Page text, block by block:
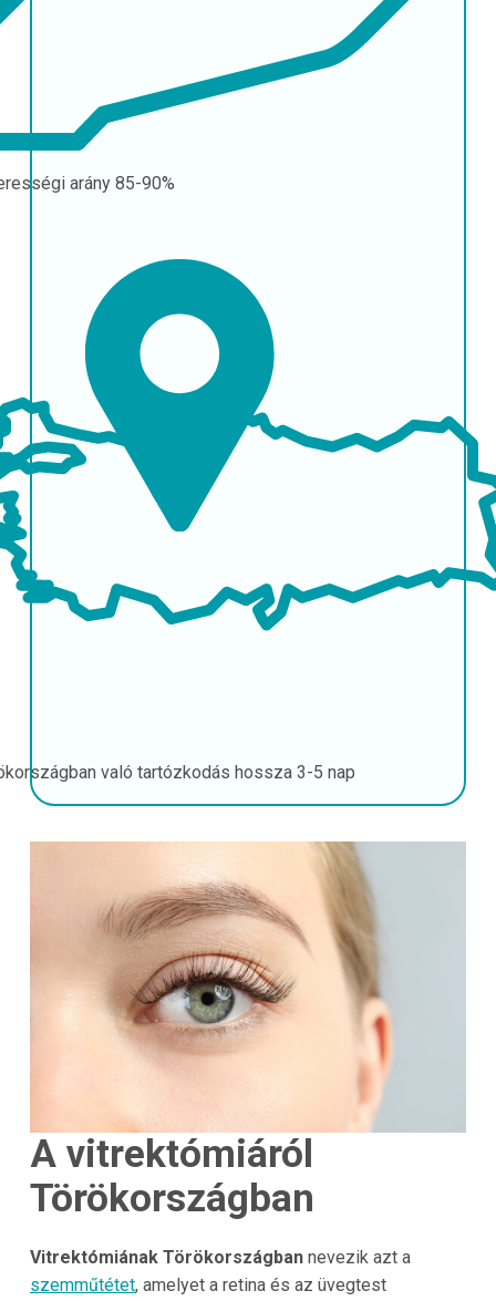
arány 85-90%
való tartózkodás hossza 3-5 nap
A vitrektómiáról
Törökországban
Vitrektómiának Törökországbannevezik azt a
szemműtétet, amelyet a retina és az üvegtest